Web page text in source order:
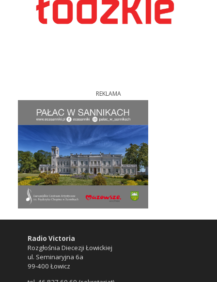
REKLAMA
Radio Victoria
Rozgłośnia Diecezji Łowickiej
ul. Seminaryjna 6a
99-400 Łowicz